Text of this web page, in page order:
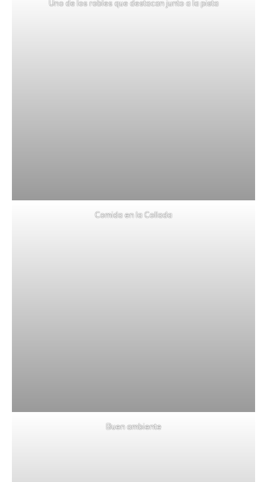
Uno de los robles que destacan junto a la pista
Comida en la Collada
Buen ambiente